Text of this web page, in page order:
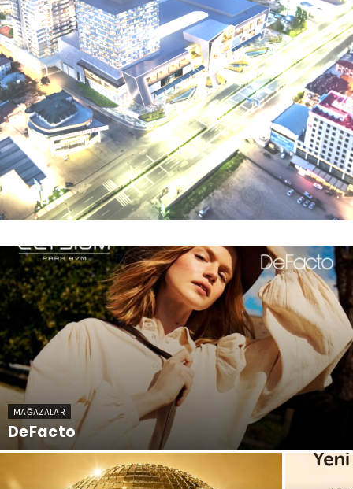
MAĞAZALAR
DeFacto